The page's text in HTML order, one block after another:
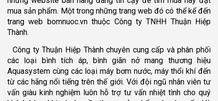
mua sản phẩm. Một trong những trang web đó có thể kể đến
trang web bomnuoc.vn thuộc Công ty TNHH Thuận Hiệp
Thành.
Công ty Thuận Hiệp Thành chuyên cung cấp và phân phối
các loại bình tích áp, bình giãn nở mang thương hiệu
Aquasystem cùng các loại máy bơm nước, máy thổi khí đến
từ các hãng nổi tiếng trên thế giới. Với đội ngũ nhân viên tư
vấn giàu kinh nghiệm luôn hỗ trợ tư vấn nhiệt tình cho quý